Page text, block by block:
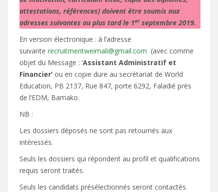
attestations, références) doivent être soumis aux
adresses suivantes au plus tard le 1erseptembre 2019.
En version électronique : à l’adresse
suivante recruitmentweimali@gmail.com (avec comme
objet du Message : ‘Assistant Administratif et
Financier’ ou en copie dure au secrétariat de World
Education, PB 2137, Rue 847, porte 6292, Faladié près
de l’EDM, Bamako.
NB :
Les dossiers déposés ne sont pas retournés aux
intéressés.
Seuls les dossiers qui répondent au profil et qualifications
requis seront traités.
Seuls les candidats présélectionnés seront contactés.